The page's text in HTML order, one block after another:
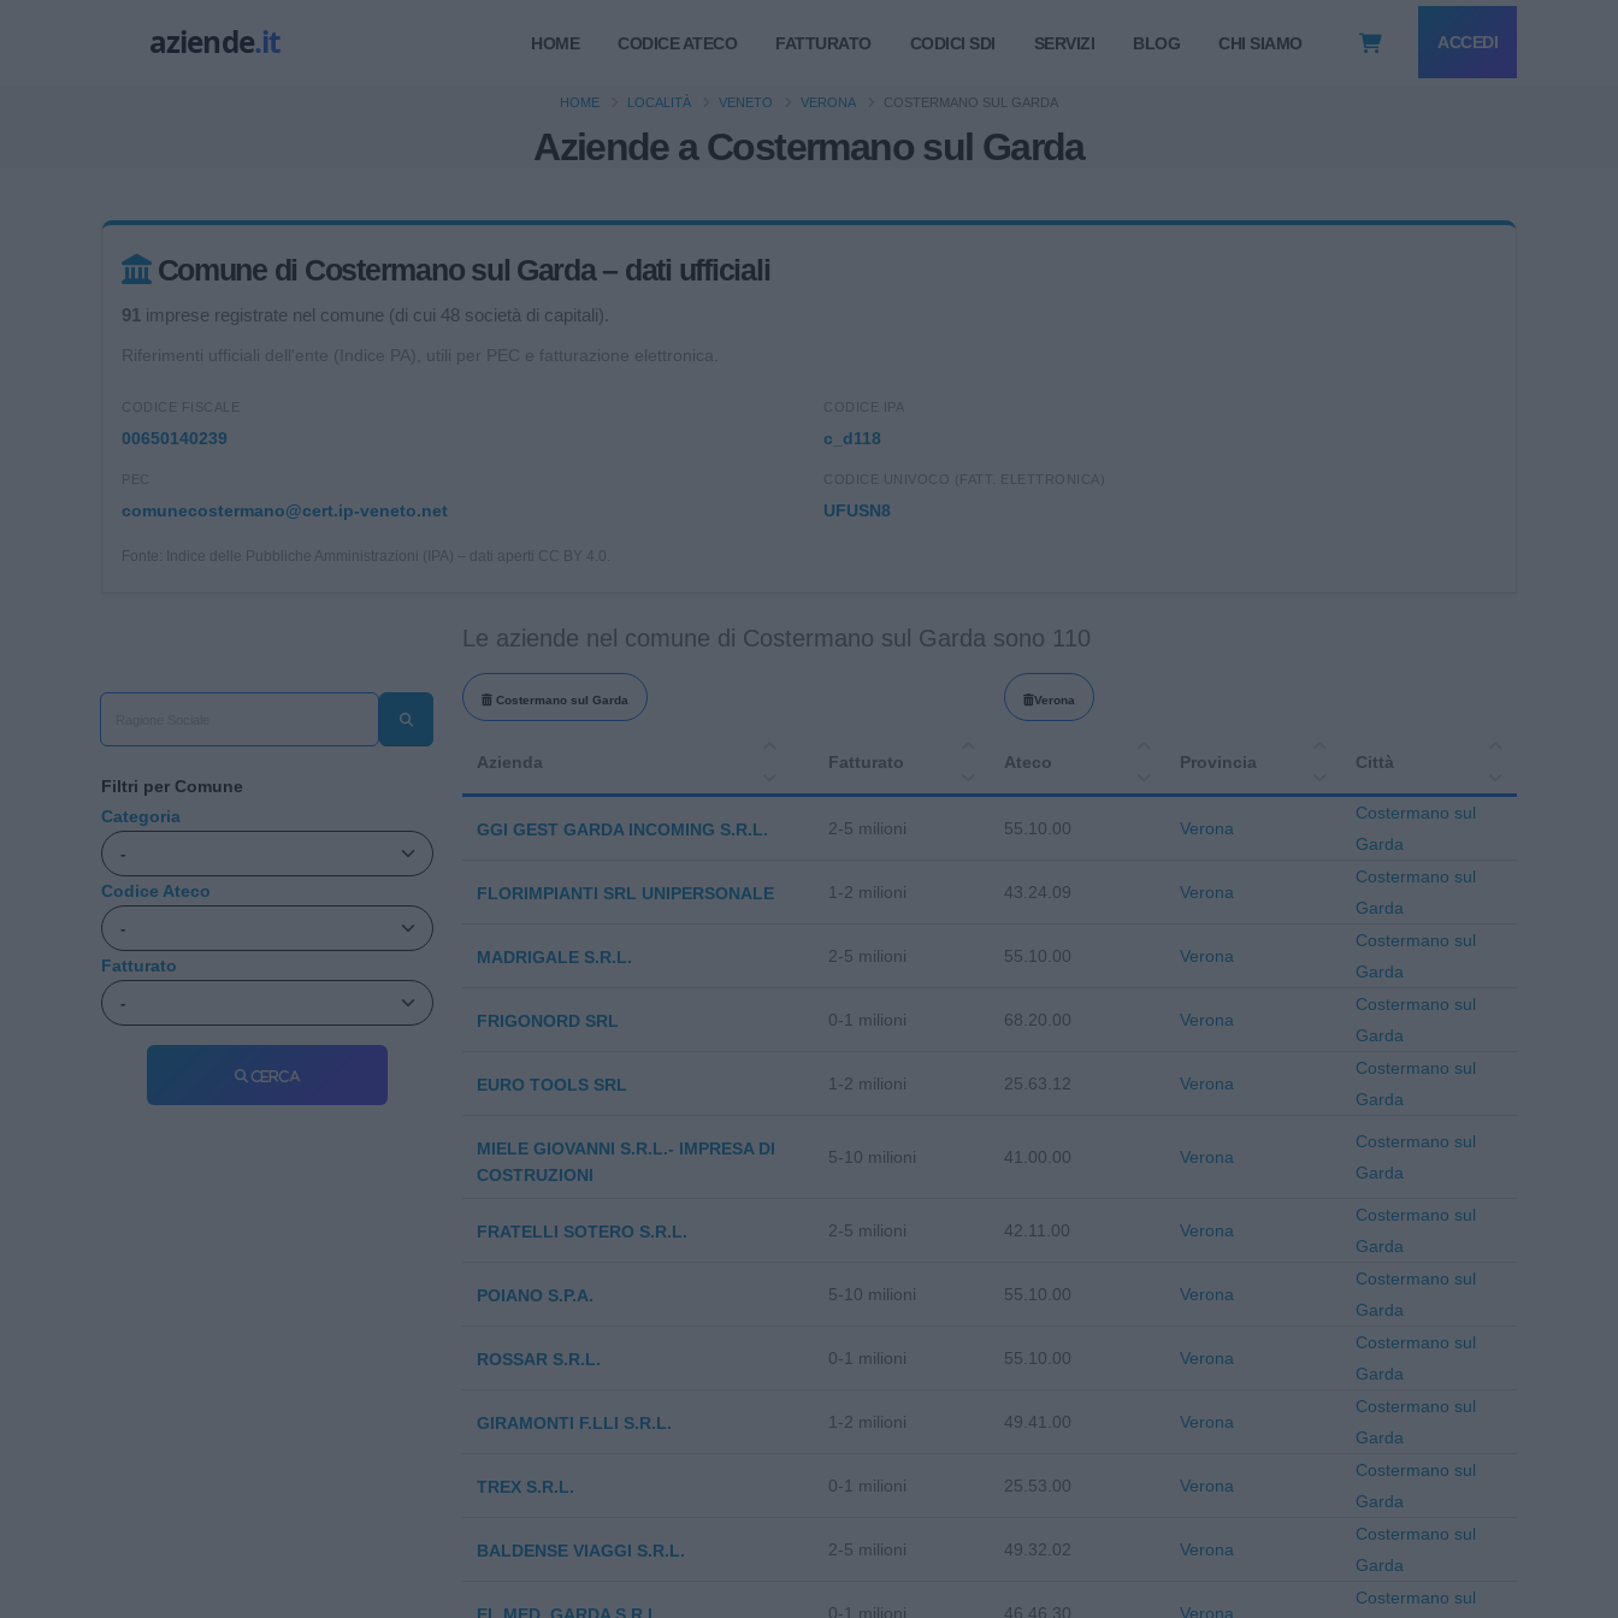
HOME CODICE ATECO FATTURATO CODICI SDI SERVIZI BLOG CHI SIAMO ACCEDI
Aziende a Costermano sul Garda
HOME LOCALITÀ VENETO VERONA COSTERMANO SUL GARDA
Comune di Costermano sul Garda – dati ufficiali
91 imprese registrate nel comune (di cui 48 società di capitali).
Riferimenti ufficiali dell'ente (Indice PA), utili per PEC e fatturazione elettronica.
CODICE FISCALE
00650140239
CODICE IPA
c_d118
PEC
comunecostermano@cert.ip-veneto.net
CODICE UNIVOCO (FATT. ELETTRONICA)
UFUSN8
Fonte: Indice delle Pubbliche Amministrazioni (IPA) – dati aperti CC BY 4.0.
Filtri per Comune
Categoria
Codice Ateco
Fatturato
Cerca
Le aziende nel comune di Costermano sul Garda sono 110
Costermano sul Garda Verona
Azienda Fatturato Ateco Provincia Città
GGI GEST GARDA INCOMING S.R.L. 2-5 milioni 55.10.00 Verona
Costermano sul
Garda
FLORIMPIANTI SRL UNIPERSONALE 1-2 milioni 43.24.09 Verona
Costermano sul
Garda
MADRIGALE S.R.L. 2-5 milioni 55.10.00 Verona
Costermano sul
Garda
FRIGONORD SRL 0-1 milioni 68.20.00 Verona
Costermano sul
Garda
EURO TOOLS SRL 1-2 milioni 25.63.12 Verona
Costermano sul
Garda
MIELE GIOVANNI S.R.L.- IMPRESA DI
COSTRUZIONI
5-10 milioni 41.00.00 Verona
Costermano sul
Garda
FRATELLI SOTERO S.R.L. 2-5 milioni 42.11.00 Verona
Costermano sul
Garda
POIANO S.P.A. 5-10 milioni 55.10.00 Verona
Costermano sul
Garda
ROSSAR S.R.L. 0-1 milioni 55.10.00 Verona
Costermano sul
Garda
GIRAMONTI F.LLI S.R.L. 1-2 milioni 49.41.00 Verona
Costermano sul
Garda
TREX S.R.L. 0-1 milioni 25.53.00 Verona
Costermano sul
Garda
BALDENSE VIAGGI S.R.L. 2-5 milioni 49.32.02 Verona
Costermano sul
Garda
0-1 milioni 46.46.30 Verona
Costermano sul